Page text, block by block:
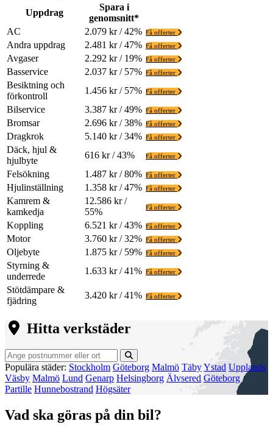
Uppdrag
Spara i
genomsnitt*
AC
2.079 kr / 42% Få offerter
Andra uppdrag 2.481 kr / 47% Få offerter
Avgaser 2.292 kr / 19% Få offerter
Basservice 2.037 kr / 57% Få offerter
Besiktning och
förkontroll
1.456 kr / 57% Få offerter
Bilservice 3.387 kr / 49% Få offerter
Bromsar 2.696 kr / 38% Få offerter
Dragkrok 5.140 kr / 34% Få offerter
Däck, hjul &
hjulbyte
616 kr / 43% Få offerter
Felsökning 1.487 kr / 80% Få offerter
Hjulinställning 1.358 kr / 47% Få offerter
Kamrem &
kamkedja
12.586 kr /
55%
Få offerter
Koppling 6.521 kr / 43% Få offerter
Motor 3.760 kr / 32% Få offerter
Oljebyte 1.875 kr / 59% Få offerter
Styrning &
underrede
1.633 kr / 41% Få offerter
Stötdämpare &
fjädring
3.420 kr / 41% Få offerter
Hitta verkstäder
Populära städer: Stockholm Göteborg Malmö TäbyYstad Upplands
Väsby Malmö Lund Genarp Helsingborg Älvsered Göteborg
Partille Hunnebostrand Högsäter
Vad ska göras på din bil?